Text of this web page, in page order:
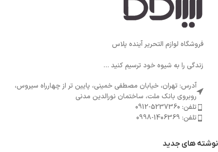
فروشگاه لوازم التحریر آینده پلاس
زندگی را به شیوه خود ترسیم کنید ...
آدرس: تهران، خیابان مصطفی خمینی، پایین تر از چهارراه سیروس،
روبروی بانک ملت، ساختمان نورالدین مدنی
تلفن: 5237360-0912
تلفن: 1406369-0998
نوشته های جدید